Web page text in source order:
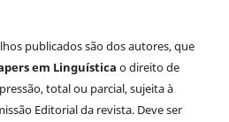
publicados são dos autores, que
em Linguística o direito de
total ou parcial, sujeita à
Editorial da revista. Deve ser